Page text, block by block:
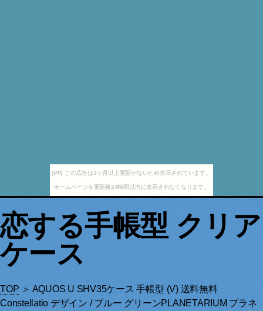
[PR] この広告は3ヶ月以上更新がないため表示されています。
ホームページを更新後24時間以内に表示されなくなります。
恋する手帳型 クリア
ケース
TOP ＞ AQUOS U SHV35ケース 手帳型 (V) 送料無料
Constellatio デザイン / ブルー グリーンPLANETARIUM プラネ